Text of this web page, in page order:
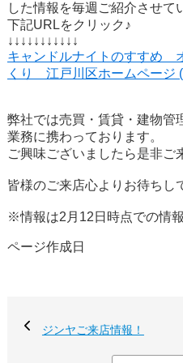
した情報を毎週ご紹介させて
下記URLをクリック♪
↓↓↓↓↓↓↓↓↓↓↓
キャンドルナイトのすすめ
くり 江戸川区ホームページ
弊社では売買・賃貸・建物管
業務に携わっております。
ご興味ございましたら是非ご
皆様のご来店心よりお待ちし
※情報は2月12日時点での情
ページ作成日
ジンヤご来店情報！